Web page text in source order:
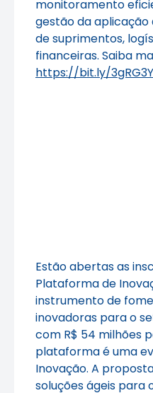
monitoramento
gestão da aplicação
de suprimentos,
financeiras. Saiba
https://bit.ly/
Estão abertas as
Plataforma de
instrumento de
inovadoras para o
com R$ 54 milhões
plataforma é uma
Inovação. A
soluções ágeis para